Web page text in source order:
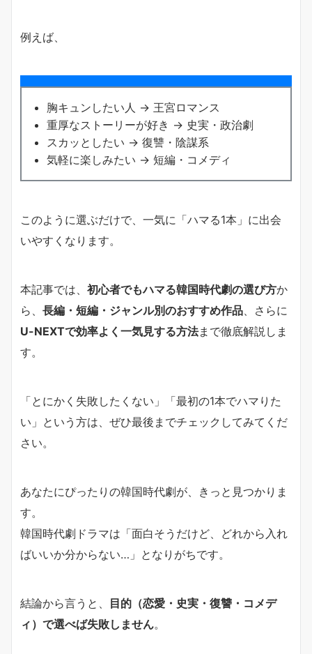
例えば、
胸キュンしたい人 → 王宮ロマンス
重厚なストーリーが好き → 史実・政治劇
スカッとしたい → 復讐・陰謀系
気軽に楽しみたい → 短編・コメディ
このように選ぶだけで、一気に「ハマる1本」に出会
いやすくなります。
本記事では、 初心者でもハマる韓国時代劇の選び方か
ら、 長編・短編・ジャンル別のおすすめ作品 、さらに
U-NEXTで効率よく一気見する方法まで徹底解説しま
す。
「とにかく失敗したくない」「最初の1本でハマりた
い」という方は、ぜひ最後までチェックしてみてくだ
さい。
あなたにぴったりの韓国時代劇が、きっと見つかりま
す。
韓国時代劇ドラマは「面白そうだけど、どれから入れ
ばいいか分からない…」となりがちです。
結論から言うと、 目的（恋愛・史実・復讐・コメデ
ィ）で選べば失敗しません。